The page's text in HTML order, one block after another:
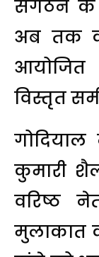
संगठन के
अब तक
आयोजित
विस्तृत
गोदियाल
कुमारी
वरिष्ठ
मुलाकात